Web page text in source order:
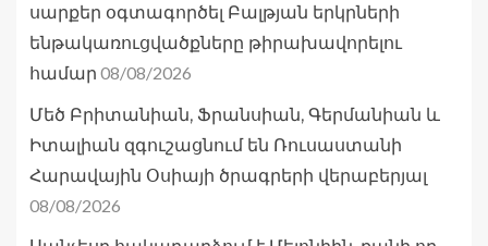
սարքեր օգտագործել Բալթյան երկրների
ենթակառուցվածքները թիրախավորելու
համար 08/08/2026
Մեծ Բրիտանիան, Ֆրանսիան, Գերմանիան և
Իտալիան զգուշացնում են Ռուսաստանի
Հարավային Օսիայի ծրագրերի վերաբերյալ
08/08/2026